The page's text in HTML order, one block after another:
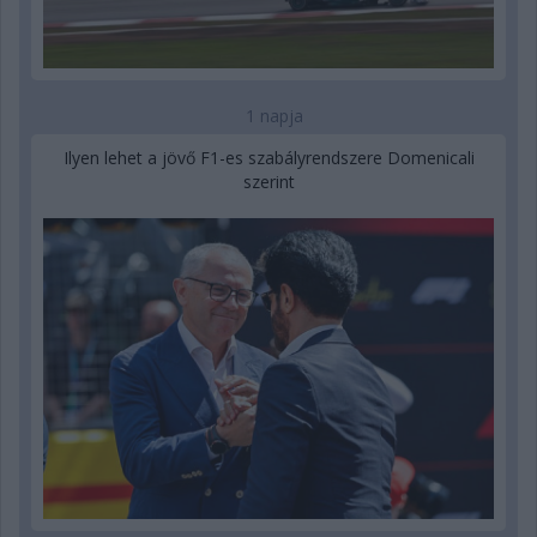
1 napja
Ilyen lehet a jövő F1-es szabályrendszere Domenicali
szerint